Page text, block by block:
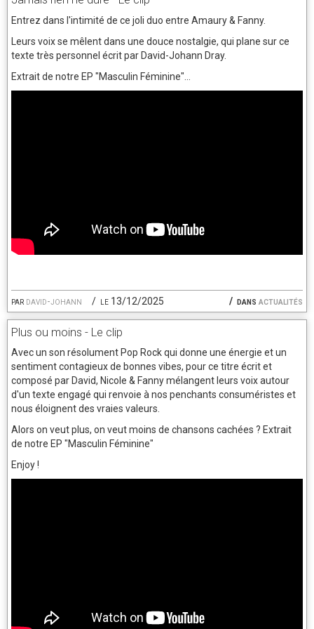
par david-johann le 13/12/2025 dans actualités
Entrez dans l'intimité de ce joli duo entre Amaury & Fanny.
Leurs voix se mêlent dans une douce nostalgie, qui plane sur ce
texte très personnel écrit par David-Johann Dray.
Extrait de notre EP "Masculin Féminine"...
Plus ou moins - Le clip
Avec un son résolument Pop Rock qui donne une énergie et un
sentiment contagieux de bonnes vibes, pour ce titre écrit et
composé par David, Nicole & Fanny mélangent leurs voix autour
d'un texte engagé qui renvoie à nos penchants consuméristes et
nous éloignent des vraies valeurs.
Alors on veut plus, on veut moins de chansons cachées ? Extrait
de notre EP "Masculin Féminine"
Enjoy !